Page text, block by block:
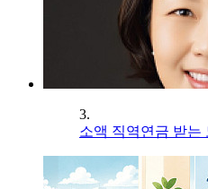
3.
소액 직역연금 받는